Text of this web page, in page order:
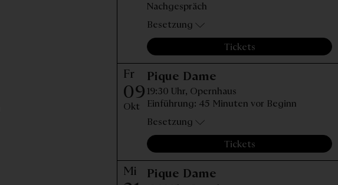
Nachgespräch
Besetzung
Tickets
Fr
09
Okt
Pique Dame
19:30 Uhr, Opernhaus
Einführung: 45 Minuten vor Beginn
Besetzung
Tickets
Mi Pique Dame